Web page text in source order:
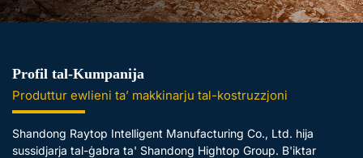
Profil tal-Kumpanija
Produttur ewlieni ta’ makkinarju tal-kostruzzjoni
Shandong Raytop Intelligent Manufacturing Co., Ltd. hija
sussidjarja tal-ġabra ta' Shandong Hightop Group. B'iktar